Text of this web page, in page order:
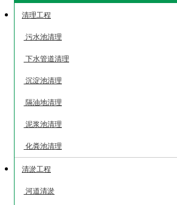
清理工程
污水池清理
下水管道清理
沉淀池清理
隔油地清理
泥浆池清理
化粪池清理
清淤工程
河道清淤